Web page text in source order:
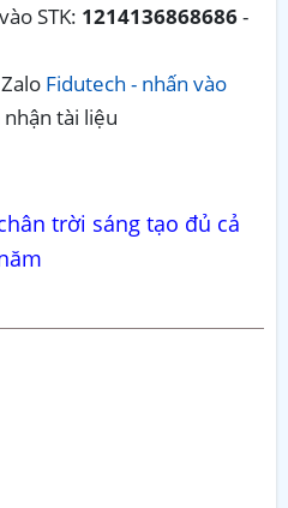
STK: 1214136868686-
Fidutech - nhấn vào
tài liệu
trời sáng tạo đủ cả